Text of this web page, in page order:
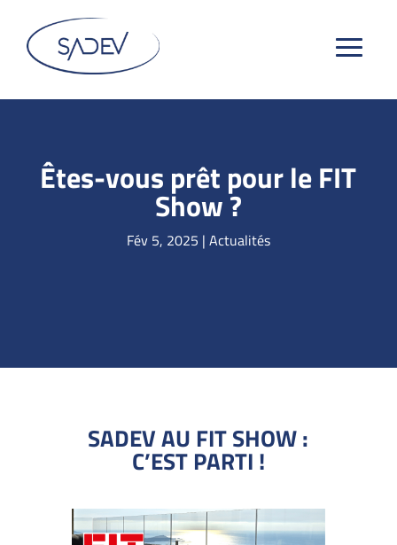
Êtes-vous prêt pour le FIT
Show ?
Fév 5, 2025 | Actualités
SADEV AU FIT SHOW :
C’EST PARTI !